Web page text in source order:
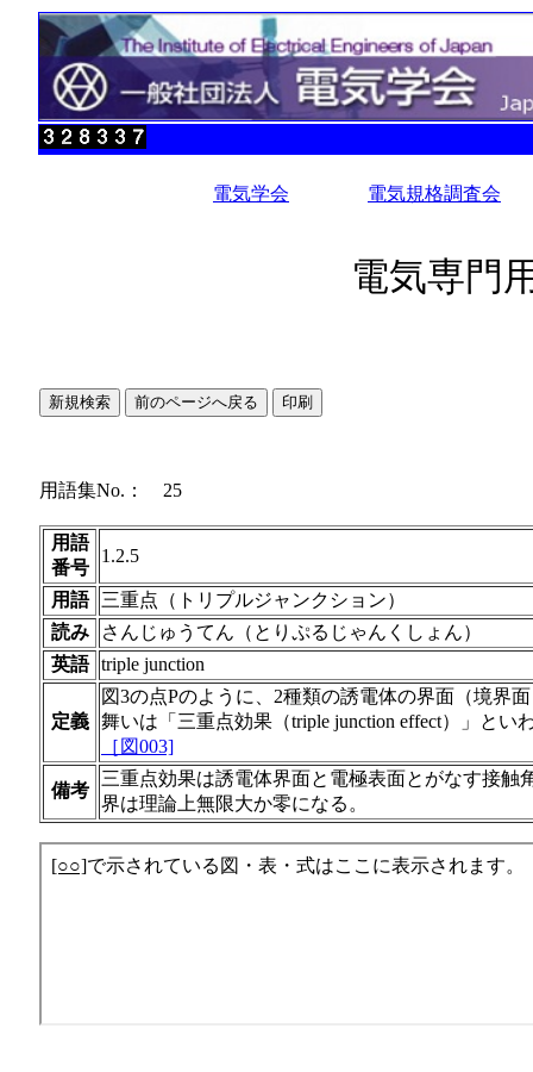
電気学会 電気規格調査会
電気専門
用語集No.： 25
用語
番号
1.2.5
用語
三重点（トリプルジャンクション）
読み
さんじゅうてん（とりぷるじゃんくしょん）
英語
triple junction
定義
図3の点Pのように、2種類の誘電体の界面（境界
舞いは「三重点効果（triple junction effect）」とい
［図003]
備考
三重点効果は誘電体界面と電極表面とがなす接触
界は理論上無限大か零になる。